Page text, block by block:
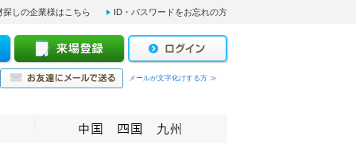
探しの企業様はこちら ID・パスワードをお忘れの方
メールが文字化けする方 ≫